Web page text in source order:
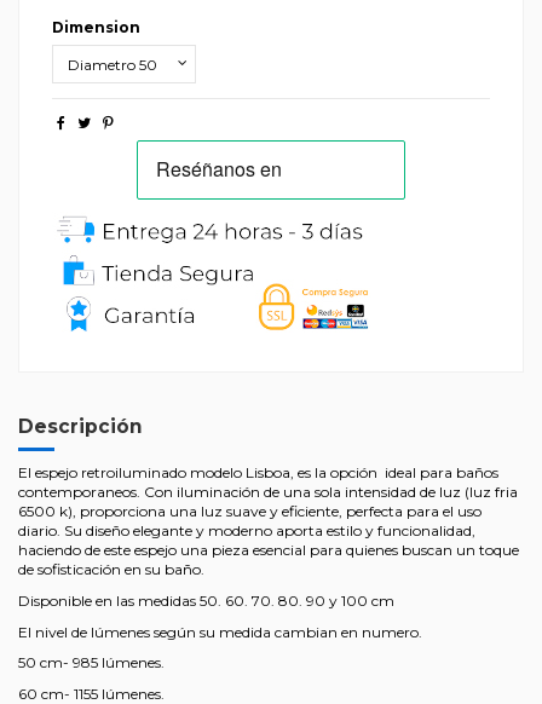
Dimension
Descripción
El espejo retroiluminado modelo Lisboa, es la opción ideal para baños
contemporaneos. Con iluminación de una sola intensidad de luz (luz fria
6500 k), proporciona una luz suave y eficiente, perfecta para el uso
diario. Su diseño elegante y moderno aporta estilo y funcionalidad,
haciendo de este espejo una pieza esencial para quienes buscan un toque
de sofisticación en su baño.
Disponible en las medidas 50. 60. 70. 80. 90 y 100 cm
El nivel de lúmenes según su medida cambian en numero.
50 cm- 985 lúmenes.
60 cm- 1155 lúmenes.